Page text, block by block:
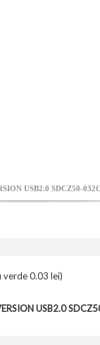
USB2.0 SDCZ50-
verde 0.03 lei)
USB2.0